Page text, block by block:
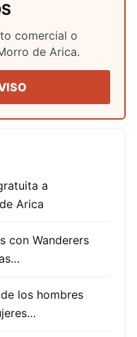
comercial o
de Arica.
a
Arica
con Wanderers
los hombres